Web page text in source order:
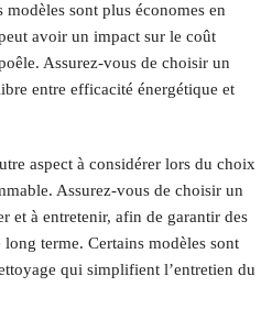
sont plus économes en
avoir un impact sur le coût
Assurez-vous de choisir un
entre efficacité énergétique et
aspect à considérer lors du choix
Assurez-vous de choisir un
et à entretenir, afin de garantir des
terme. Certains modèles sont
qui simplifient l’entretien du